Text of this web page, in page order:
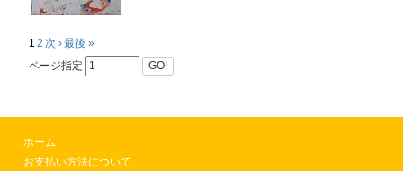
1 2 次 ›最後 »
ページ指定
GO!
ホーム
お支払い方法について